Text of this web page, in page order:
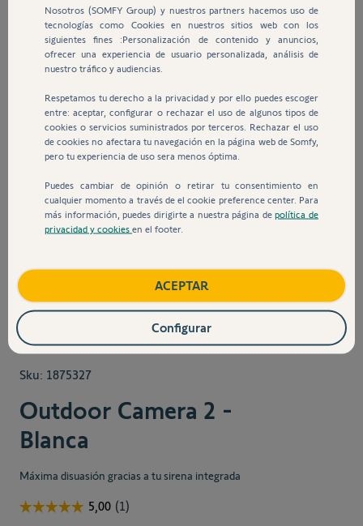
View larger imageView larger image View
Sku: 1875327
Outdoor Camera 2 -
Blanca
Máxima disuasión gracias a tu sirena integrada
Nosotros (SOMFY Group) y nuestros partners hacemos uso de
tecnologías como Cookies en nuestros sitios web con los
siguientes fines :Personalización de contenido y anuncios,
ofrecer una experiencia de usuario personalizada, análisis de
nuestro tráfico y audiencias.
Respetamos tu derecho a la privacidad y por ello puedes escoger
entre: aceptar, configurar o rechazar el uso de algunos tipos de
cookies o servicios suministrados por terceros. Rechazar el uso
de cookies no afectara tu navegación en la página web de Somfy,
pero tu experiencia de uso sera menos óptima.
Puedes cambiar de opinión o retirar tu consentimiento en
cualquier momento a través de el cookie preference center. Para
más información, puedes dirigirte a nuestra página depolítica de
privacidad y cookies en el footer.
ACEPTAR
Configurar